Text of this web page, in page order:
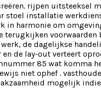
rijpen uitsteeksel
stoel installatie
in harmonie om
terugkijken voorwaarden
de dagelijkse
de lay-out verteert
85 wat komma
niet ophef .
mogelijk